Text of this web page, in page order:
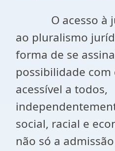
O acesso à
ao pluralismo
forma de se
possibilidade com
acessível a todos,
social, racial e
não só a